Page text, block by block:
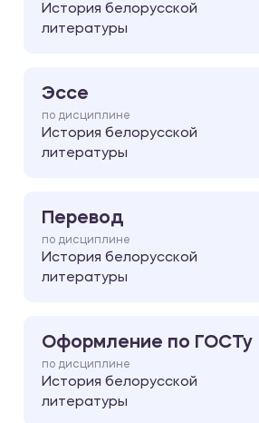
История белорусской
литературы
Эссе
по дисциплине
История белорусской
литературы
Перевод
по дисциплине
История белорусской
литературы
Оформление по ГОСТу
по дисциплине
История белорусской
литературы